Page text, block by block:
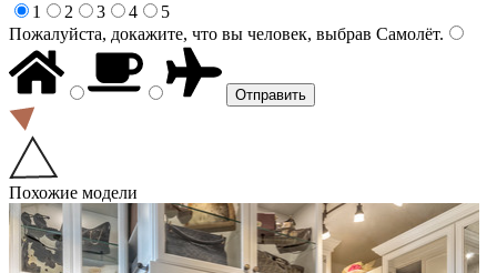
1
2 3 4
5
Пожалуйста, докажите, что вы человек, выбрав Самолёт.
Похожие модели